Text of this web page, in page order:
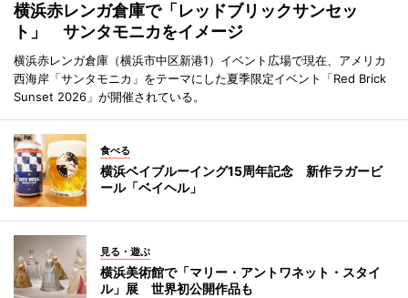
横浜赤レンガ倉庫で「レッドブリックサンセッ
ト」 サンタモニカをイメージ
横浜赤レンガ倉庫（横浜市中区新港1）イベント広場で現在、アメリカ
西海岸「サンタモニカ」をテーマにした夏季限定イベント「Red Brick
Sunset 2026」が開催されている。
食べる
横浜ベイブルーイング15周年記念 新作ラガービ
ール「ベイヘル」
見る・遊ぶ
横浜美術館で「マリー・アントワネット・スタイ
ル」展 世界初公開作品も